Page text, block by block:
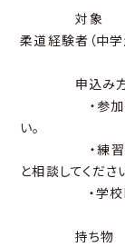
対象 中学
柔道経験者（中学
申込み方
・参加希望
い。
・練習参加
と相談してくださ
・学校HPか
持ち物